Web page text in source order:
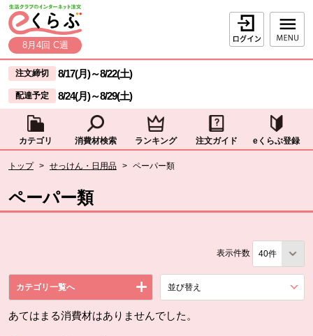
ページの先頭です。
本文へジャンプする。
8月4回 C週
ログイン
ここからサイト内共通メニューです。
サイト内共通メニューをスキップする
注文締切 8/17(月)～8/22(土)
配達予定 8/24(月)～8/29(土)
カテゴリ 消費材検索 ランキング 注文ガイド eくらぶ登録
トップ > せっけん・日用品 > ペーパー類
ペーパー類
表示件数
カテゴリ一覧へ 並び替え
あてはまる消費材はありませんでした。